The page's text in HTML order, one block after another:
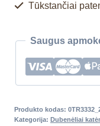
Tūkstančiai
Saugus
Produkto kodas:
Kategorija: Dubenėliai